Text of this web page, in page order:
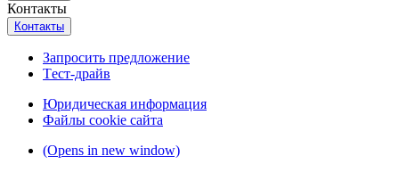
Контакты
Контакты
Запросить предложение
Tест-драйв
Юридическая информация
Файлы cookie сайта
(Opens in new window)